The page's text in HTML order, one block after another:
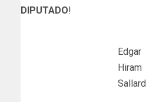
DIPUTADO!
Edgar
Hiram
Sallard